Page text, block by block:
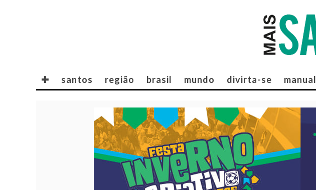
✚ santos região brasil mundo divirta-se manual